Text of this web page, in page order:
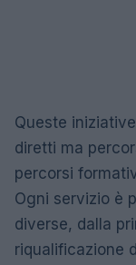
Queste
diretti ma
percorsi
Ogni servizio è
diverse, dalla
riqualificazione